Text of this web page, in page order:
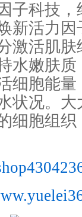
子科技
新活力
激活肌
水嫩肤
细胞能
状况。
细胞组